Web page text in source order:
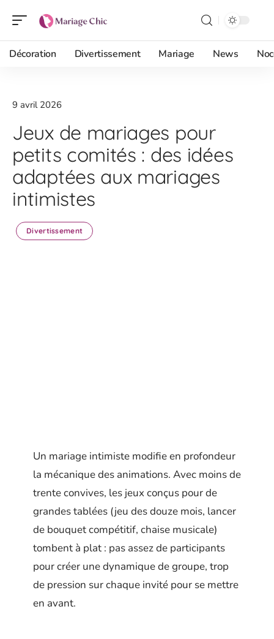
Décoration Divertissement Mariage News
9 avril 2026
Jeux de mariages pour
petits comités : des idées
adaptées aux mariages
intimistes
Divertissement
Un mariage intimiste modifie en profondeur
la mécanique des animations. Avec moins de
trente convives, les jeux conçus pour de
grandes tablées (jeu des douze mois, lancer
de bouquet compétitif, chaise musicale)
tombent à plat : pas assez de participants
pour créer une dynamique de groupe, trop
de pression sur chaque invité pour se mettre
en avant.